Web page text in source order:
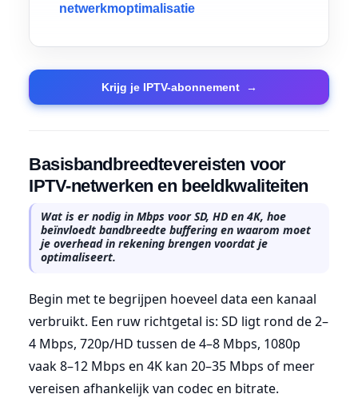
netwerkmoptimalisatie
Krijg je IPTV-abonnement →
Basisbandbreedtevereisten voor
IPTV-netwerken en beeldkwaliteiten
Wat is er nodig in Mbps voor SD, HD en 4K, hoe
beïnvloedt bandbreedte buffering en waarom moet
je overhead in rekening brengen voordat je
optimaliseert.
Begin met te begrijpen hoeveel data een kanaal
verbruikt. Een ruw richtgetal is: SD ligt rond de 2–
4 Mbps, 720p/HD tussen de 4–8 Mbps, 1080p
vaak 8–12 Mbps en 4K kan 20–35 Mbps of meer
vereisen afhankelijk van codec en bitrate.